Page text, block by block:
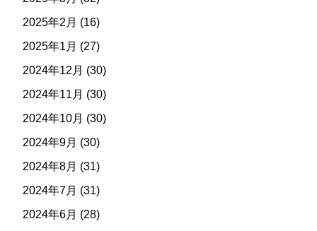
2025年2月 (16)
2025年1月 (27)
2024年12月 (30)
2024年11月 (30)
2024年10月 (30)
2024年9月 (30)
2024年8月 (31)
2024年7月 (31)
2024年6月 (28)